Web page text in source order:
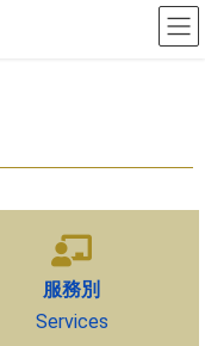
服務別
Services